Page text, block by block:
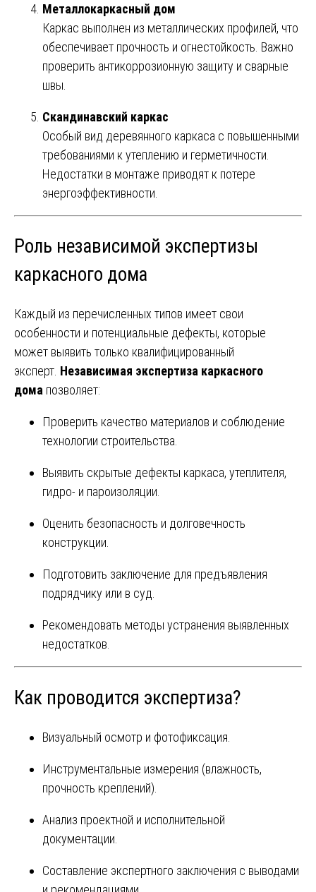
Металлокаркасный дом
Каркас выполнен из металлических профилей, что
обеспечивает прочность и огнестойкость. Важно
проверить антикоррозионную защиту и сварные
швы.
Скандинавский каркас
Особый вид деревянного каркаса с повышенными
требованиями к утеплению и герметичности.
Недостатки в монтаже приводят к потере
энергоэффективности.
Роль независимой экспертизы
каркасного дома
Каждый из перечисленных типов имеет свои
особенности и потенциальные дефекты, которые
может выявить только квалифицированный
эксперт. Независимая экспертиза каркасного
дома позволяет:
Проверить качество материалов и соблюдение
технологии строительства.
Выявить скрытые дефекты каркаса, утеплителя,
гидро- и пароизоляции.
Оценить безопасность и долговечность
конструкции.
Подготовить заключение для предъявления
подрядчику или в суд.
Рекомендовать методы устранения выявленных
недостатков.
Как проводится экспертиза?
Визуальный осмотр и фотофиксация.
Инструментальные измерения (влажность,
прочность креплений).
Анализ проектной и исполнительной
документации.
Составление экспертного заключения с выводами